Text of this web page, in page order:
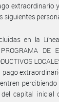
extraordinario
siguientes
en la
DE
pago
capital inicial